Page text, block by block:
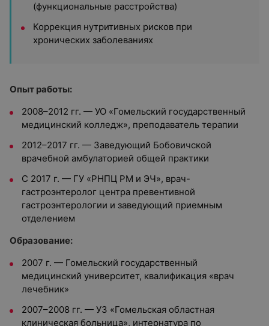
(функциональные расстройства)
Коррекция нутритивных рисков при
хронических заболеваниях
Опыт работы:
2008–2012 гг. — УО «Гомельский государственный
медицинский колледж», преподаватель терапии
2012–2017 гг. — Заведующий Бобовичской
врачебной амбулаторией общей практики
С 2017 г. — ГУ «РНПЦ РМ и ЭЧ», врач-
гастроэнтеролог центра превентивной
гастроэнтерологии и заведующий приемным
отделением
Образование:
2007 г. — Гомельский государственный
медицинский университет, квалификация «врач
лечебник»
2007–2008 гг. — УЗ «Гомельская областная
клиническая больница», интернатура по